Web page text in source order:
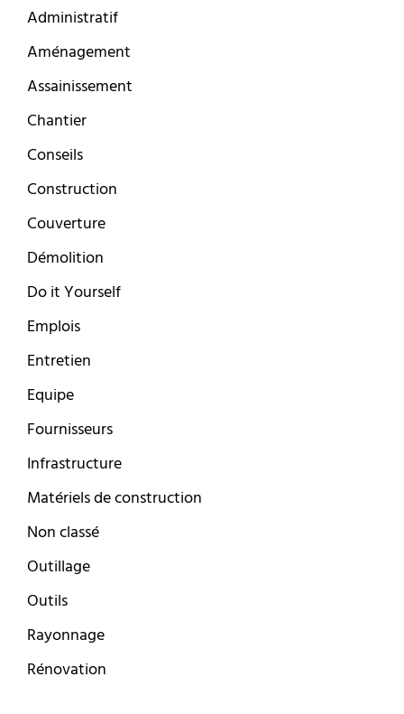
Administratif
Aménagement
Assainissement
Chantier
Conseils
Construction
Couverture
Démolition
Do it Yourself
Emplois
Entretien
Equipe
Fournisseurs
Infrastructure
Matériels de construction
Non classé
Outillage
Outils
Rayonnage
Rénovation